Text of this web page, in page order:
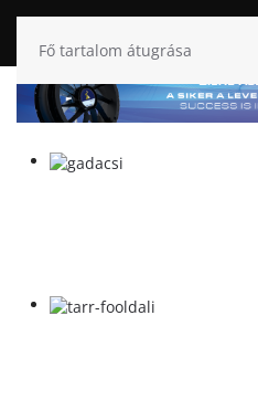
Fő tartalom átugrása